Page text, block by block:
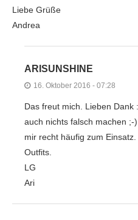
Liebe Grüße
Andrea
ARISUNSHINE
16. Oktober 2016 - 07:28
Das freut mich. Lieben Dank
auch nichts falsch machen
mir recht häufig zum
Outfits.
LG
Ari